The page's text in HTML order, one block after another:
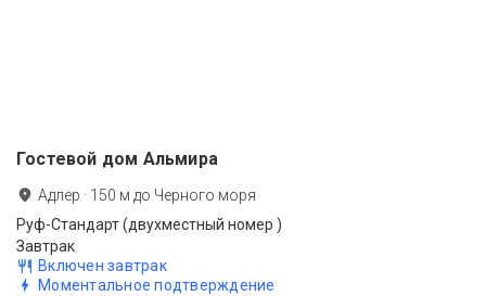
Гостевой дом Альмира
Адлер · 150 м до Черного моря
Руф-Стандарт (двухместный номер )
Завтрак
Включен завтрак
Моментальное подтверждение